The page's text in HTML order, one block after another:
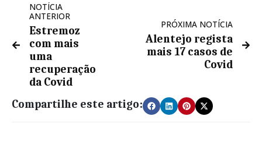
NOTÍCIA
ANTERIOR
Estremoz
com mais
uma
recuperação
da Covid
PRÓXIMA NOTÍCIA
Alentejo regista
mais 17 casos de
Covid
Compartilhe este artigo: